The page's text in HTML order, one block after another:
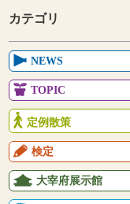
カテゴリ
NEWS
TOPIC
定例散策
検定
大宰府展示館